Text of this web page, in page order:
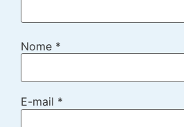
Nome *
E-mail *